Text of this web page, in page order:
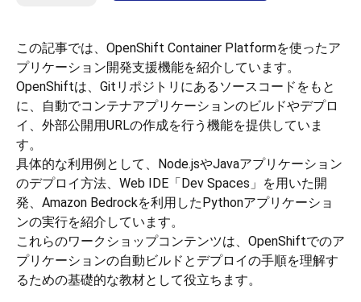
この記事では、OpenShift Container Platformを使ったア
プリケーション開発支援機能を紹介しています。
OpenShiftは、Gitリポジトリにあるソースコードをもと
に、自動でコンテナアプリケーションのビルドやデプロ
イ、外部公開用URLの作成を行う機能を提供していま
す。
具体的な利用例として、Node.jsやJavaアプリケーション
のデプロイ方法、Web IDE「Dev Spaces」を用いた開
発、Amazon Bedrockを利用したPythonアプリケーショ
ンの実行を紹介しています。
これらのワークショップコンテンツは、OpenShiftでのア
プリケーションの自動ビルドとデプロイの手順を理解す
るための基礎的な教材として役立ちます。